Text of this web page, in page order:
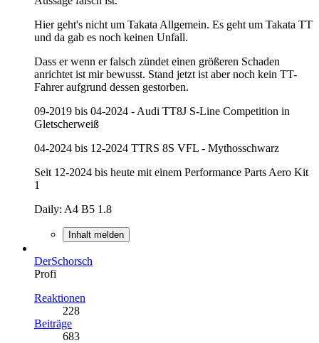
Hier geht's nicht um Takata Allgemein. Es geht um Takata TT
und da gab es noch keinen Unfall.
Dass er wenn er falsch zündet einen größeren Schaden
anrichtet ist mir bewusst. Stand jetzt ist aber noch kein TT-
Fahrer aufgrund dessen gestorben.
09-2019 bis 04-2024 - Audi TT8J S-Line Competition in
Gletscherweiß
04-2024 bis 12-2024 TTRS 8S VFL - Mythosschwarz
Seit 12-2024 bis heute mit einem Performance Parts Aero Kit
1
Daily: A4 B5 1.8
Inhalt melden
DerSchorsch
Profi
Reaktionen
228
Beiträge
683